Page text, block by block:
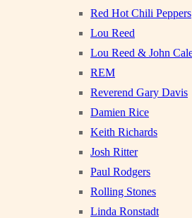
Red Hot Chili Peppers
Lou Reed
Lou Reed & John
REM
Reverend Gary Davis
Damien Rice
Keith Richards
Josh Ritter
Paul Rodgers
Rolling Stones
Linda Ronstadt